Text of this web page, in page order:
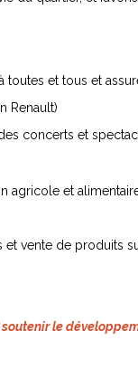
et tous et
Renault)
concerts et
agricole et
et vente de produits
le